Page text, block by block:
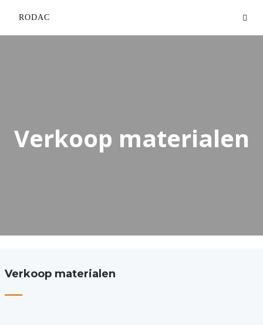
RODAC
Verkoop materialen
Verkoop materialen